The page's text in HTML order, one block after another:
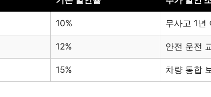
10% 무사고 1년
12% 안전 운전
15% 차량 통합